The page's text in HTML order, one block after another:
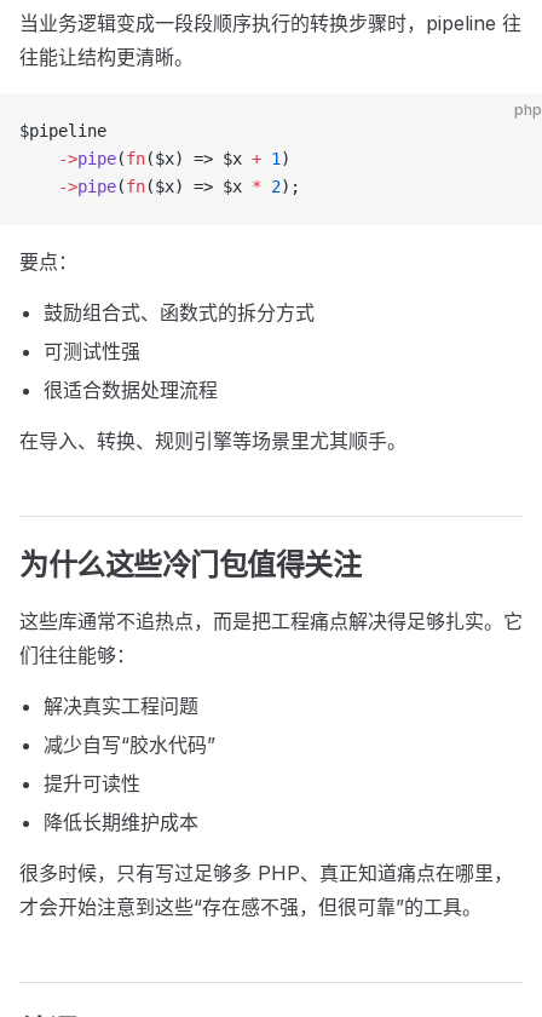
当业务逻辑变成一段段顺序执行的转换步骤时，pipeline 往
往能让结构更清晰。
php
$pipeline
    ->
pipe(fn($x) => $x + 1 )
    ->
pipe(fn($x) => $x * 2);
要点：
鼓励组合式、函数式的拆分方式
可测试性强
很适合数据处理流程
在导入、转换、规则引擎等场景里尤其顺手。
为什么这些冷门包值得关注
这些库通常不追热点，而是把工程痛点解决得足够扎实。它
们往往能够：
解决真实工程问题
减少自写“胶水代码”
提升可读性
降低长期维护成本
很多时候，只有写过足够多 PHP、真正知道痛点在哪里，
才会开始注意到这些“存在感不强，但很可靠”的工具。